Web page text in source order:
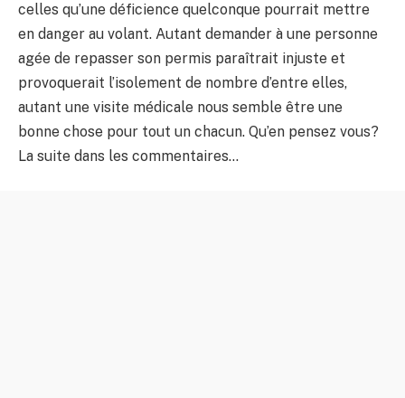
celles qu’une déficience quelconque pourrait mettre
en danger au volant. Autant demander à une personne
agée de repasser son permis paraîtrait injuste et
provoquerait l’isolement de nombre d’entre elles,
autant une visite médicale nous semble être une
bonne chose pour tout un chacun. Qu’en pensez vous?
La suite dans les commentaires…